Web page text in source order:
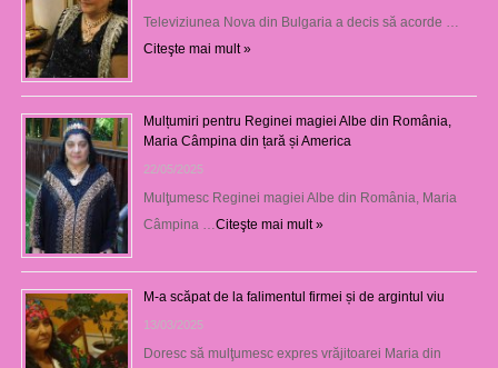
Televiziunea Nova din Bulgaria a decis să acorde …
Citeşte mai mult »
Mulțumiri pentru Reginei magiei Albe din România,
Maria Câmpina din țară și America
22/05/2025
Mulţumesc Reginei magiei Albe din România, Maria
Câmpina …Citeşte mai mult »
M-a scăpat de la falimentul firmei și de argintul viu
13/03/2025
Doresc să mulţumesc expres vrăjitoarei Maria din